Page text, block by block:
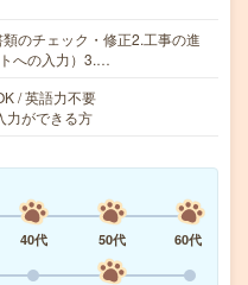
のチェック・修正2.工事の進
への入力）3.…
/ 英語力不要
力ができる方
40代 50代
60代